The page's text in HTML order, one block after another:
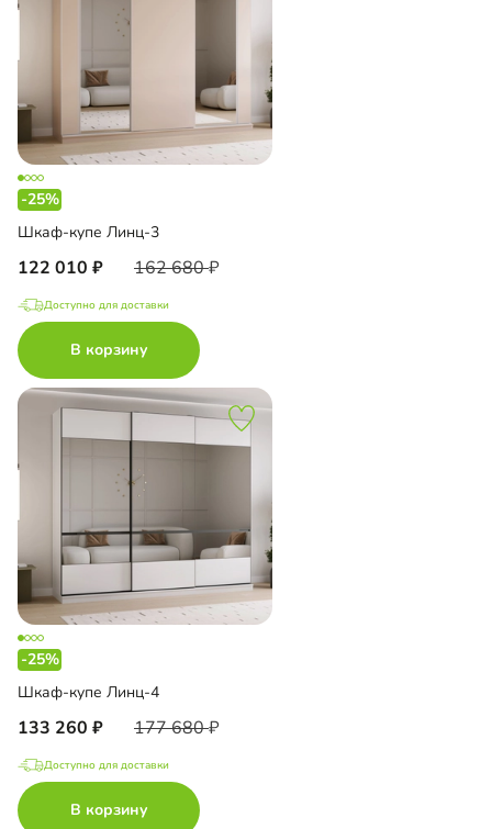
-25%
Шкаф-купе Линц-3
122 010 162 680
Доступно для доставки
В корзину
-25%
Шкаф-купе Линц-4
133 260 177 680
Доступно для доставки
В корзину